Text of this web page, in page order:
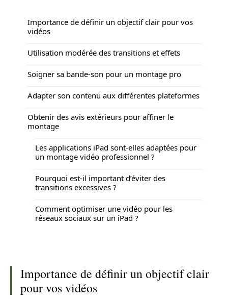
Importance de définir un objectif clair pour vos
vidéos
Utilisation modérée des transitions et effets
Soigner sa bande-son pour un montage pro
Adapter son contenu aux différentes plateformes
Obtenir des avis extérieurs pour affiner le
montage
Les applications iPad sont-elles adaptées pour
un montage vidéo professionnel ?
Pourquoi est-il important d’éviter des
transitions excessives ?
Comment optimiser une vidéo pour les
réseaux sociaux sur un iPad ?
Importance de définir un objectif clair
pour vos vidéos